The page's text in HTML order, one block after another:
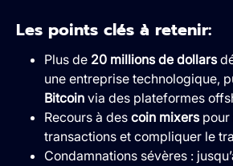
Les points clés à retenir:
Plus de 20 millions de dollars
une entreprise technologique,
Bitcoin via des plateformes
Recours à des coin mixerspour
transactions et compliquer le
Condamnations sévères :